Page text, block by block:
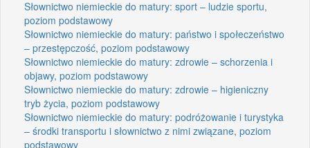
Słownictwo niemieckie do matury: sport – ludzie sportu,
poziom podstawowy
Słownictwo niemieckie do matury: państwo i społeczeństwo
– przestępczość, poziom podstawowy
Słownictwo niemieckie do matury: zdrowie – schorzenia i
objawy, poziom podstawowy
Słownictwo niemieckie do matury: zdrowie – higieniczny
tryb życia, poziom podstawowy
Słownictwo niemieckie do matury: podróżowanie i turystyka
– środki transportu i słownictwo z nimi związane, poziom
podstawowy